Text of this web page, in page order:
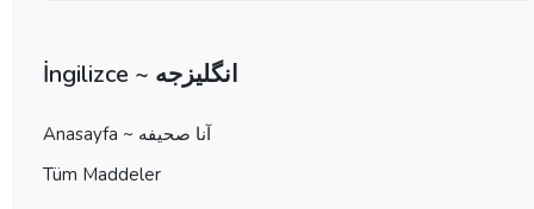
İngilizce ~ انگلیزجه
Anasayfa ~ آنا صحيفه
Tüm Maddeler